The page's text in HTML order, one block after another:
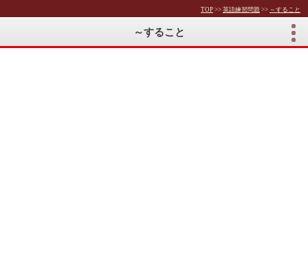
TOP >> 英語練習問題 >> ～すること
～すること